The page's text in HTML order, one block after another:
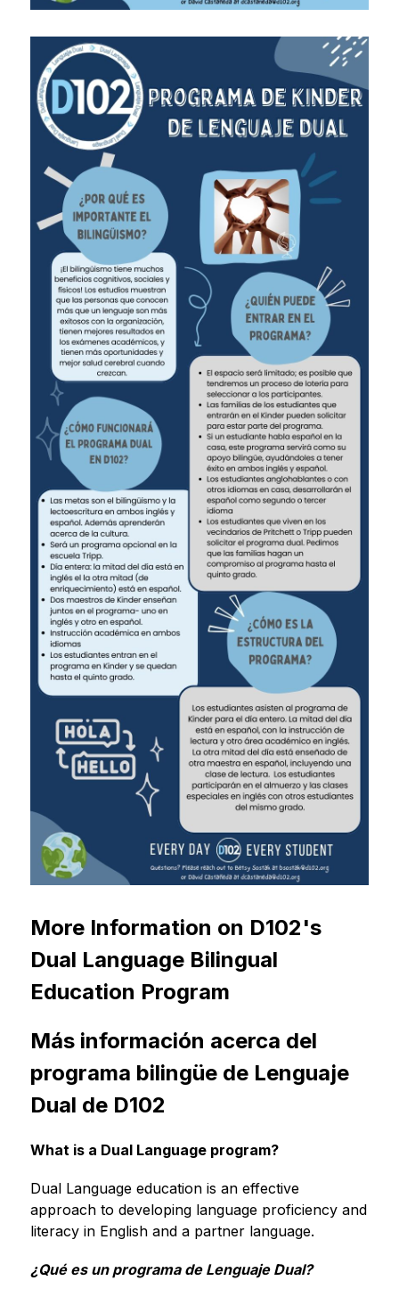
More Information on D102's
Dual Language Bilingual
Education Program
Más información acerca del
programa bilingüe de Lenguaje
Dual de D102
What is a Dual Language program?
Dual Language education is an effective
approach to developing language proficiency and
literacy in English and a partner language.
¿Qué es un programa de Lenguaje Dual?